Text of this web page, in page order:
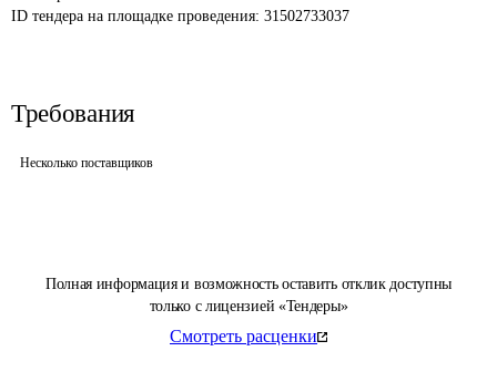
Полная информация и возможность оставить отклик доступны
только с лицензией «Тендеры»
Смотреть расценки
ID тендера на площадке проведения: 31502733037
Требования
Несколько поставщиков